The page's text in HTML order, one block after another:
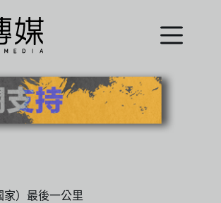
家）最後一公里